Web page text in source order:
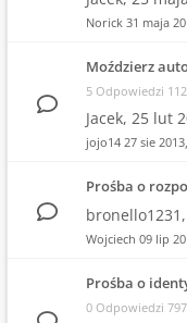
Norick 31 maja
Moździerz
5 Odpowiedzi
Jacek, 25 lut
jojo14 27 sie
Prośba o
bronello1231,
Wojciech 09 lip
Prośba o
0 Odpowiedzi